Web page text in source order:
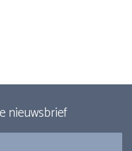
nieuwsbrief